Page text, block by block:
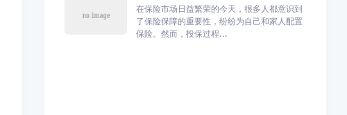
在保险市场日益繁荣的今天，很多人都意识到
了保险保障的重要性，纷纷为自己和家人配置
保险。然而，投保过程...